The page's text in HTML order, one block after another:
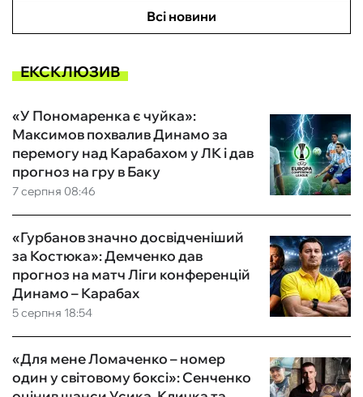
Всі новини
ЕКСКЛЮЗИВ
7 серпня 08:46
«У Пономаренка є чуйка»:
Максимов похвалив Динамо за
перемогу над Карабахом у ЛК і дав
прогноз на гру в Баку
5 серпня 18:54
«Гурбанов значно досвідченіший
за Костюка»: Демченко дав
прогноз на матч Ліги конференцій
Динамо – Карабах
«Для мене Ломаченко – номер
один у світовому боксі»: Сенченко